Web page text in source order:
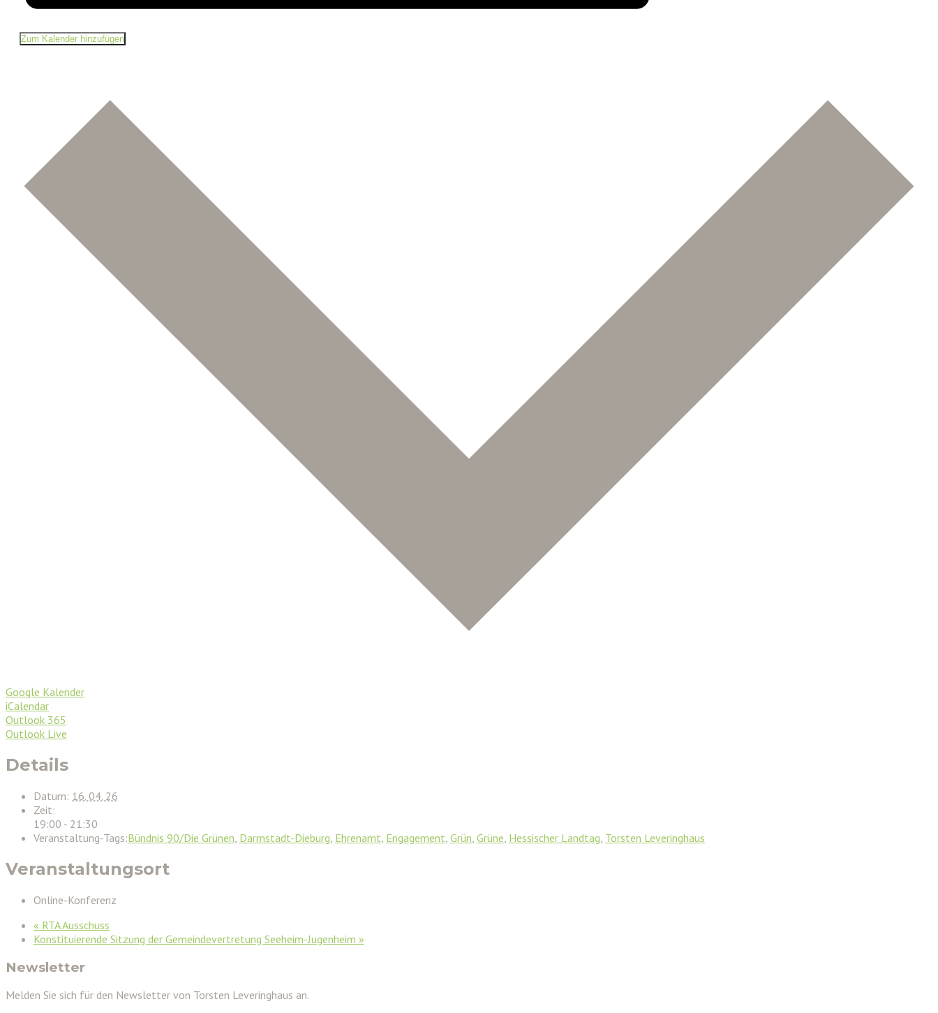
Zum Kalender hinzufügen
Google Kalender
iCalendar
Outlook 365
Outlook Live
Details
Datum: 16. 04. 26
Zeit:
19:00 - 21:30
Veranstaltung-Tags:Bündnis 90/Die Grünen, Darmstadt-Dieburg, Ehrenamt, Engagement, Grün, Grüne, Hessischer Landtag, Torsten Leveringhaus
Veranstaltungsort
Online-Konferenz
« RTA Ausschuss
Konstituierende Sitzung der Gemeindevertretung Seeheim-Jugenheim »
Newsletter
Melden Sie sich für den Newsletter von Torsten Leveringhaus an.